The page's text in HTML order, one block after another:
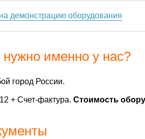
демонстрацию оборудования
именно у нас?
город России.
+ Счет-фактура. Стоимость